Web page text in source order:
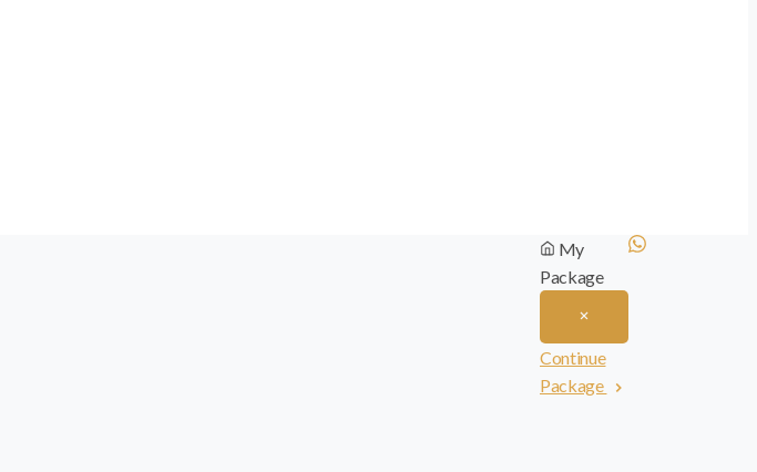
My
Package
Continue
Package